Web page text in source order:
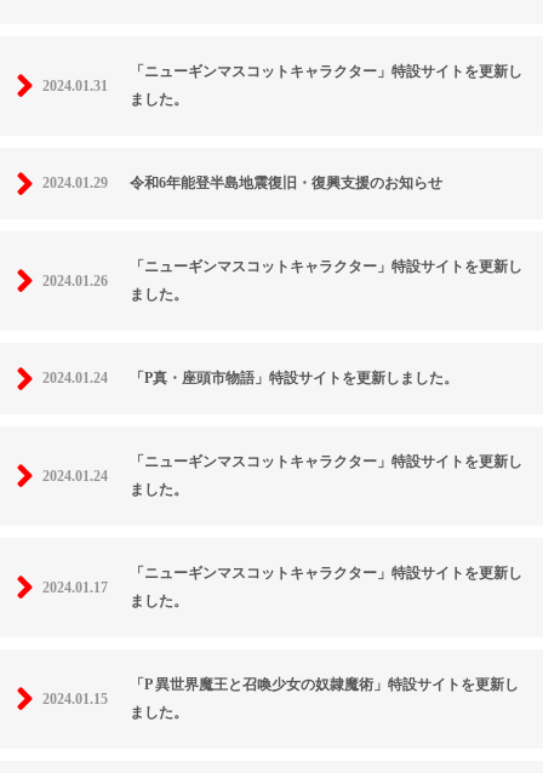
2024.01.31
「ニューギンマスコットキャラクター」特設サイトを更新し
ました。
2024.01.29 令和6年能登半島地震復旧・復興支援のお知らせ
2024.01.26
「ニューギンマスコットキャラクター」特設サイトを更新し
ました。
2024.01.24 「P真・座頭市物語」特設サイトを更新しました。
2024.01.24
「ニューギンマスコットキャラクター」特設サイトを更新し
ました。
2024.01.17
「ニューギンマスコットキャラクター」特設サイトを更新し
ました。
2024.01.15
「P 異世界魔王と召喚少女の奴隷魔術」特設サイトを更新し
ました。